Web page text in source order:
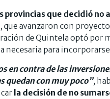
provincias que decidió no
que avanzaron con
de Quintela optó por
necesaria para incorporarse
en contra de las
quedan con muy poco”,
la decisión de no